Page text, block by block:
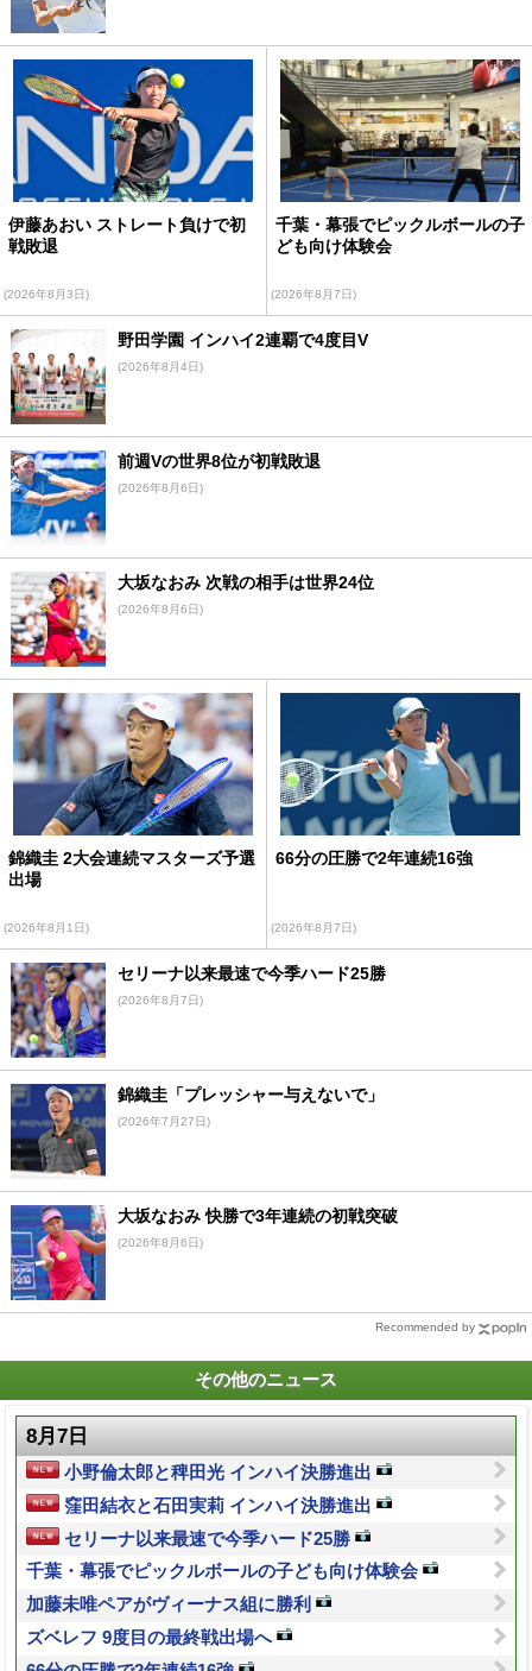
伊藤あおい ストレート負けで初
戦敗退
(2026年8月3日)
千葉・幕張でピックルボールの子
ども向け体験会
(2026年8月7日)
野田学園 インハイ2連覇で4度目V
(2026年8月4日)
前週Vの世界8位が初戦敗退
(2026年8月6日)
大坂なおみ 次戦の相手は世界24位
(2026年8月6日)
錦織圭 2大会連続マスターズ予選
出場
(2026年8月1日)
66分の圧勝で2年連続16強
(2026年8月7日)
セリーナ以来最速で今季ハード25勝
(2026年8月7日)
錦織圭「プレッシャー与えないで」
(2026年7月27日)
大坂なおみ 快勝で3年連続の初戦突破
(2026年8月6日)
Recommended by
その他のニュース
8月7日
小野倫太郎と稗田光 インハイ決勝進出
窪田結衣と石田実莉 インハイ決勝進出
セリーナ以来最速で今季ハード25勝
千葉・幕張でピックルボールの子ども向け体験会
加藤未唯ペアがヴィーナス組に勝利
ズベレフ 9度目の最終戦出場へ